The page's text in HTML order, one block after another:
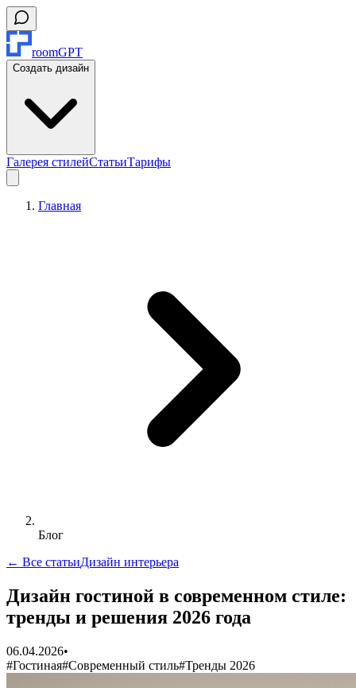
roomGPT
Создать дизайн
Галерея стилейСтатьиТарифы
Главная
Блог
← Все статьиДизайн интерьера
Дизайн гостиной в современном стиле:
тренды и решения 2026 года
06.04.2026•
#Гостиная#Современный стиль#Тренды 2026